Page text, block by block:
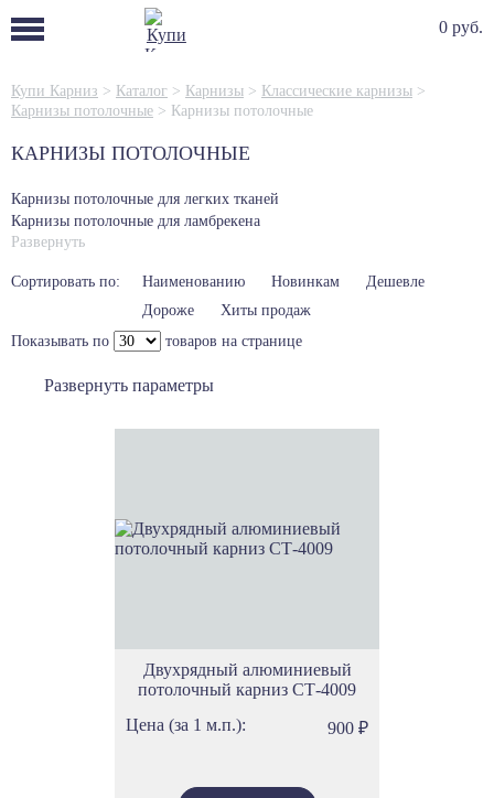
0 руб.
Купи Карниз > Каталог > Карнизы > Классические карнизы >
Карнизы потолочные > Карнизы потолочные
КАРНИЗЫ ПОТОЛОЧНЫЕ
Карнизы потолочные для легких тканей
Карнизы потолочные для ламбрекена
Карнизы потолочные без управления
Карнизы потолочные пластиковые 2-х рядные
Карнизы потолочные пластиковые 3-х рядные
Развернуть
Сортировать по: Наименованию Новинкам
Дешевле
Дороже
Хиты продаж
Показывать по
товаров на странице
Развернуть параметры
Двухрядный алюминиевый
потолочный карниз СТ-4009
Цена (за 1 м.п.):
900 ₽